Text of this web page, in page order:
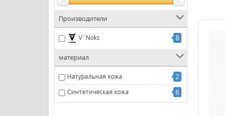
Производители
V`Noks 8
материал
Натуральная кожа 2
Синтетическая кожа 6